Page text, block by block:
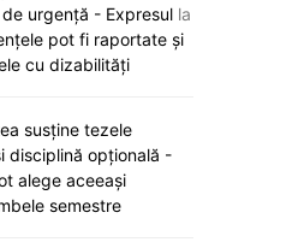
urgență - Expresul la
pot fi raportate și
cu dizabilități
susține tezele
disciplină opțională -
alege aceeași
semestre